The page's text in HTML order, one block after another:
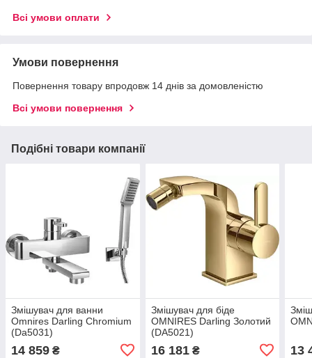
Всі умови оплати
Умови повернення
Повернення товару впродовж 14 днів за домовленістю
Всі умови повернення
Подібні товари компанії
Змішувач для ванни
Omnires Darling Chromium
(Da5031)
14 859 ₴
Змішувач для біде
OMNIRES Darling Золотий
(DA5021)
16 181₴ 13